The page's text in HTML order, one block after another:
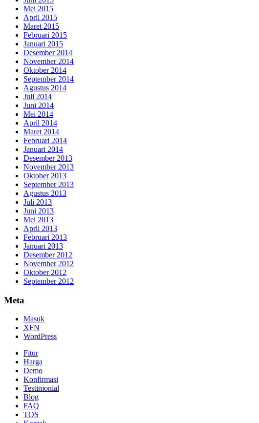
Mei 2015
April 2015
Maret 2015
Februari 2015
Januari 2015
Desember 2014
November 2014
Oktober 2014
September 2014
Agustus 2014
Juli 2014
Juni 2014
Mei 2014
April 2014
Maret 2014
Februari 2014
Januari 2014
Desember 2013
November 2013
Oktober 2013
September 2013
Agustus 2013
Juli 2013
Juni 2013
Mei 2013
April 2013
Februari 2013
Januari 2013
Desember 2012
November 2012
Oktober 2012
September 2012
Meta
Masuk
XFN
WordPress
Fitur
Harga
Demo
Konfirmasi
Testimonial
Blog
FAQ
TOS